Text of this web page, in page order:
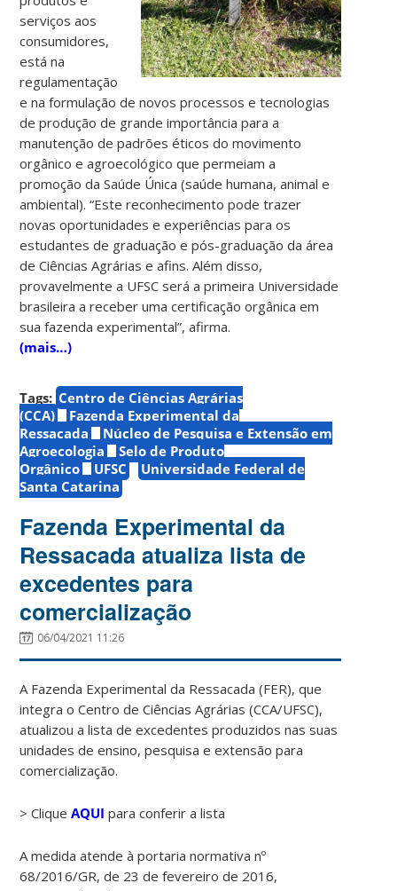
serviços aos
consumidores,
está na
regulamentação
e na formulação de novos processos e tecnologias
de produção de grande importância para a
manutenção de padrões éticos do movimento
orgânico e agroecológico que permeiam a
promoção da Saúde Única (saúde humana, animal e
ambiental). “Este reconhecimento pode trazer
novas oportunidades e experiências para os
estudantes de graduação e pós-graduação da área
de Ciências Agrárias e afins. Além disso,
provavelmente a UFSC será a primeira Universidade
brasileira a receber uma certificação orgânica em
sua fazenda experimental”, afirma.
(mais…)
Tags: Centro de Ciências Agrárias
(CCA)
Fazenda Experimental da
Ressacada
Núcleo de Pesquisa e Extensão em
Agroecologia
Selo de Produto
Orgânico
UFSC
Universidade Federal de
Santa Catarina
Fazenda Experimental da
Ressacada atualiza lista de
excedentes para
comercialização
06/04/2021 11:26
A Fazenda Experimental da Ressacada (FER), que
integra o Centro de Ciências Agrárias (CCA/UFSC),
atualizou a lista de excedentes produzidos nas suas
unidades de ensino, pesquisa e extensão para
comercialização.
> CliqueAQUI para conferir a lista
A medida atende à portaria normativa nº
68/2016/GR, de 23 de fevereiro de 2016,